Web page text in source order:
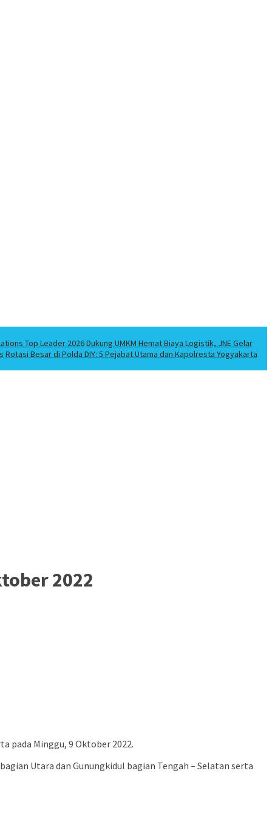
Top Leader 2026Dukung UMKM Hemat Biaya Logistik, JNE Gelar
Rotasi Besar di Polda DIY: 5 Pejabat Utama dan Kapolresta Yogyakarta
2022
pada Minggu, 9 Oktober 2022.
Utara dan Gunungkidul bagian Tengah – Selatan serta